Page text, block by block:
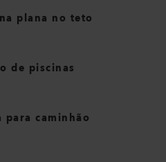
plana no teto
de piscinas
para caminhão